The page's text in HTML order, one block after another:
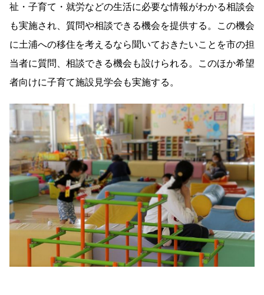
祉・子育て・就労などの生活に必要な情報がわかる相談会
も実施され、質問や相談できる機会を提供する。この機会
に土浦への移住を考えるなら聞いておきたいことを市の担
当者に質問、相談できる機会も設けられる。このほか希望
者向けに子育て施設見学会も実施する。